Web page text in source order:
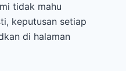
tidak mahu
keputusan setiap
di halaman